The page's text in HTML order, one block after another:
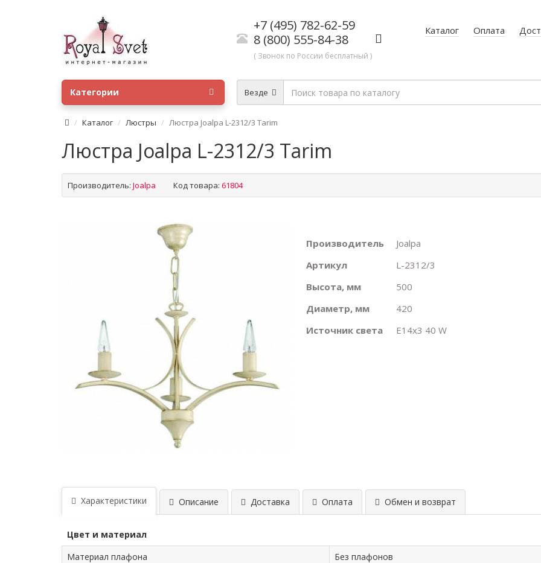
+7 (495) 782-62-59
8 (800) 555-84-38
( Звонок по России бесплатный )
Каталог Оплата
Везде
Категории
Каталог Люстры Люстра Joalpa L-2312/3 Tarim
Люстра Joalpa L-2312/3 Tarim
Производитель: Joalpa Код товара: 61804
Производитель
Joalpa
Артикул
L-2312/3
Высота, мм
500
Диаметр, мм
420
Источник света
E14х3 40 W
Характеристики Описание Доставка Оплата Обмен и возврат
Цвет и материал
Материал плафона
Без плафонов